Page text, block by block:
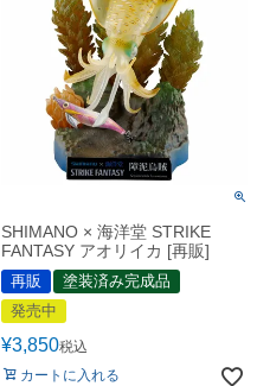
SHIMANO × 海洋堂 STRIKE
FANTASY アオリイカ [再販]
再販
塗装済み完成品
発売中
¥3,850税込
カートに入れる